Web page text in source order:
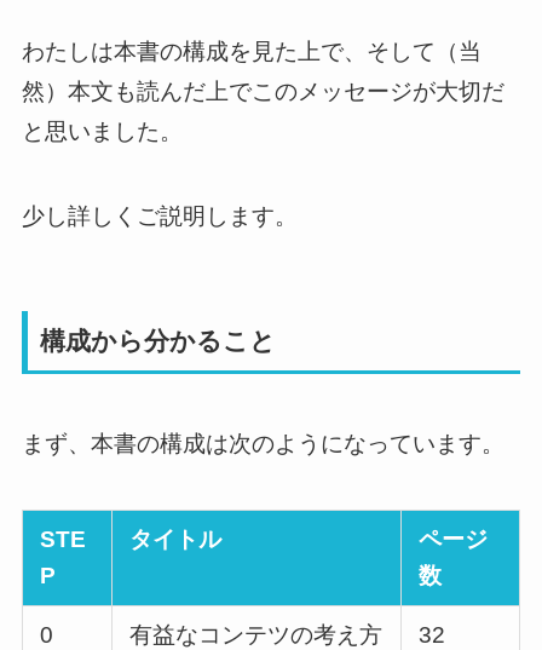
わたしは本書の構成を見た上で、そして（当
然）本文も読んだ上でこのメッセージが大切だ
と思いました。
少し詳しくご説明します。
構成から分かること
まず、本書の構成は次のようになっています。
STE
P
タイトル
ページ
数
0 有益なコンテツの考え方 32